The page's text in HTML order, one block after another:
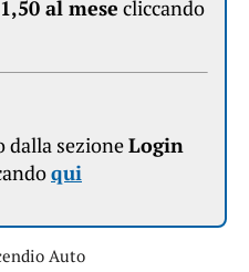
al mese cliccando
dalla sezioneLogin
qui
Auto